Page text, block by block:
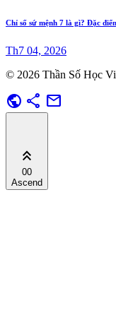
Chỉ số sứ mệnh 7 là gì? Đặc
Th7 04, 2026
© 2026 Thần Số Học
public share mail
keyboard_double_arrow_up
00
Ascend